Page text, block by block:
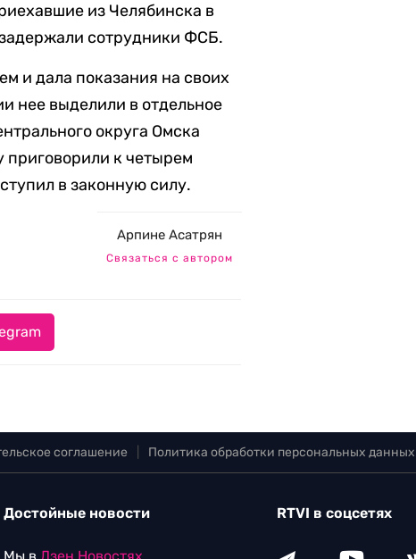
из Челябинска в
сотрудники ФСБ.
и дала показания на своих
нее выделили в отдельное
округа Омска
приговорили к четырем
в законную силу.
Арпине Асатрян
Связаться с автором
соглашение Политика обработки персональных данных
Достойные новости RTVI в соцсетях